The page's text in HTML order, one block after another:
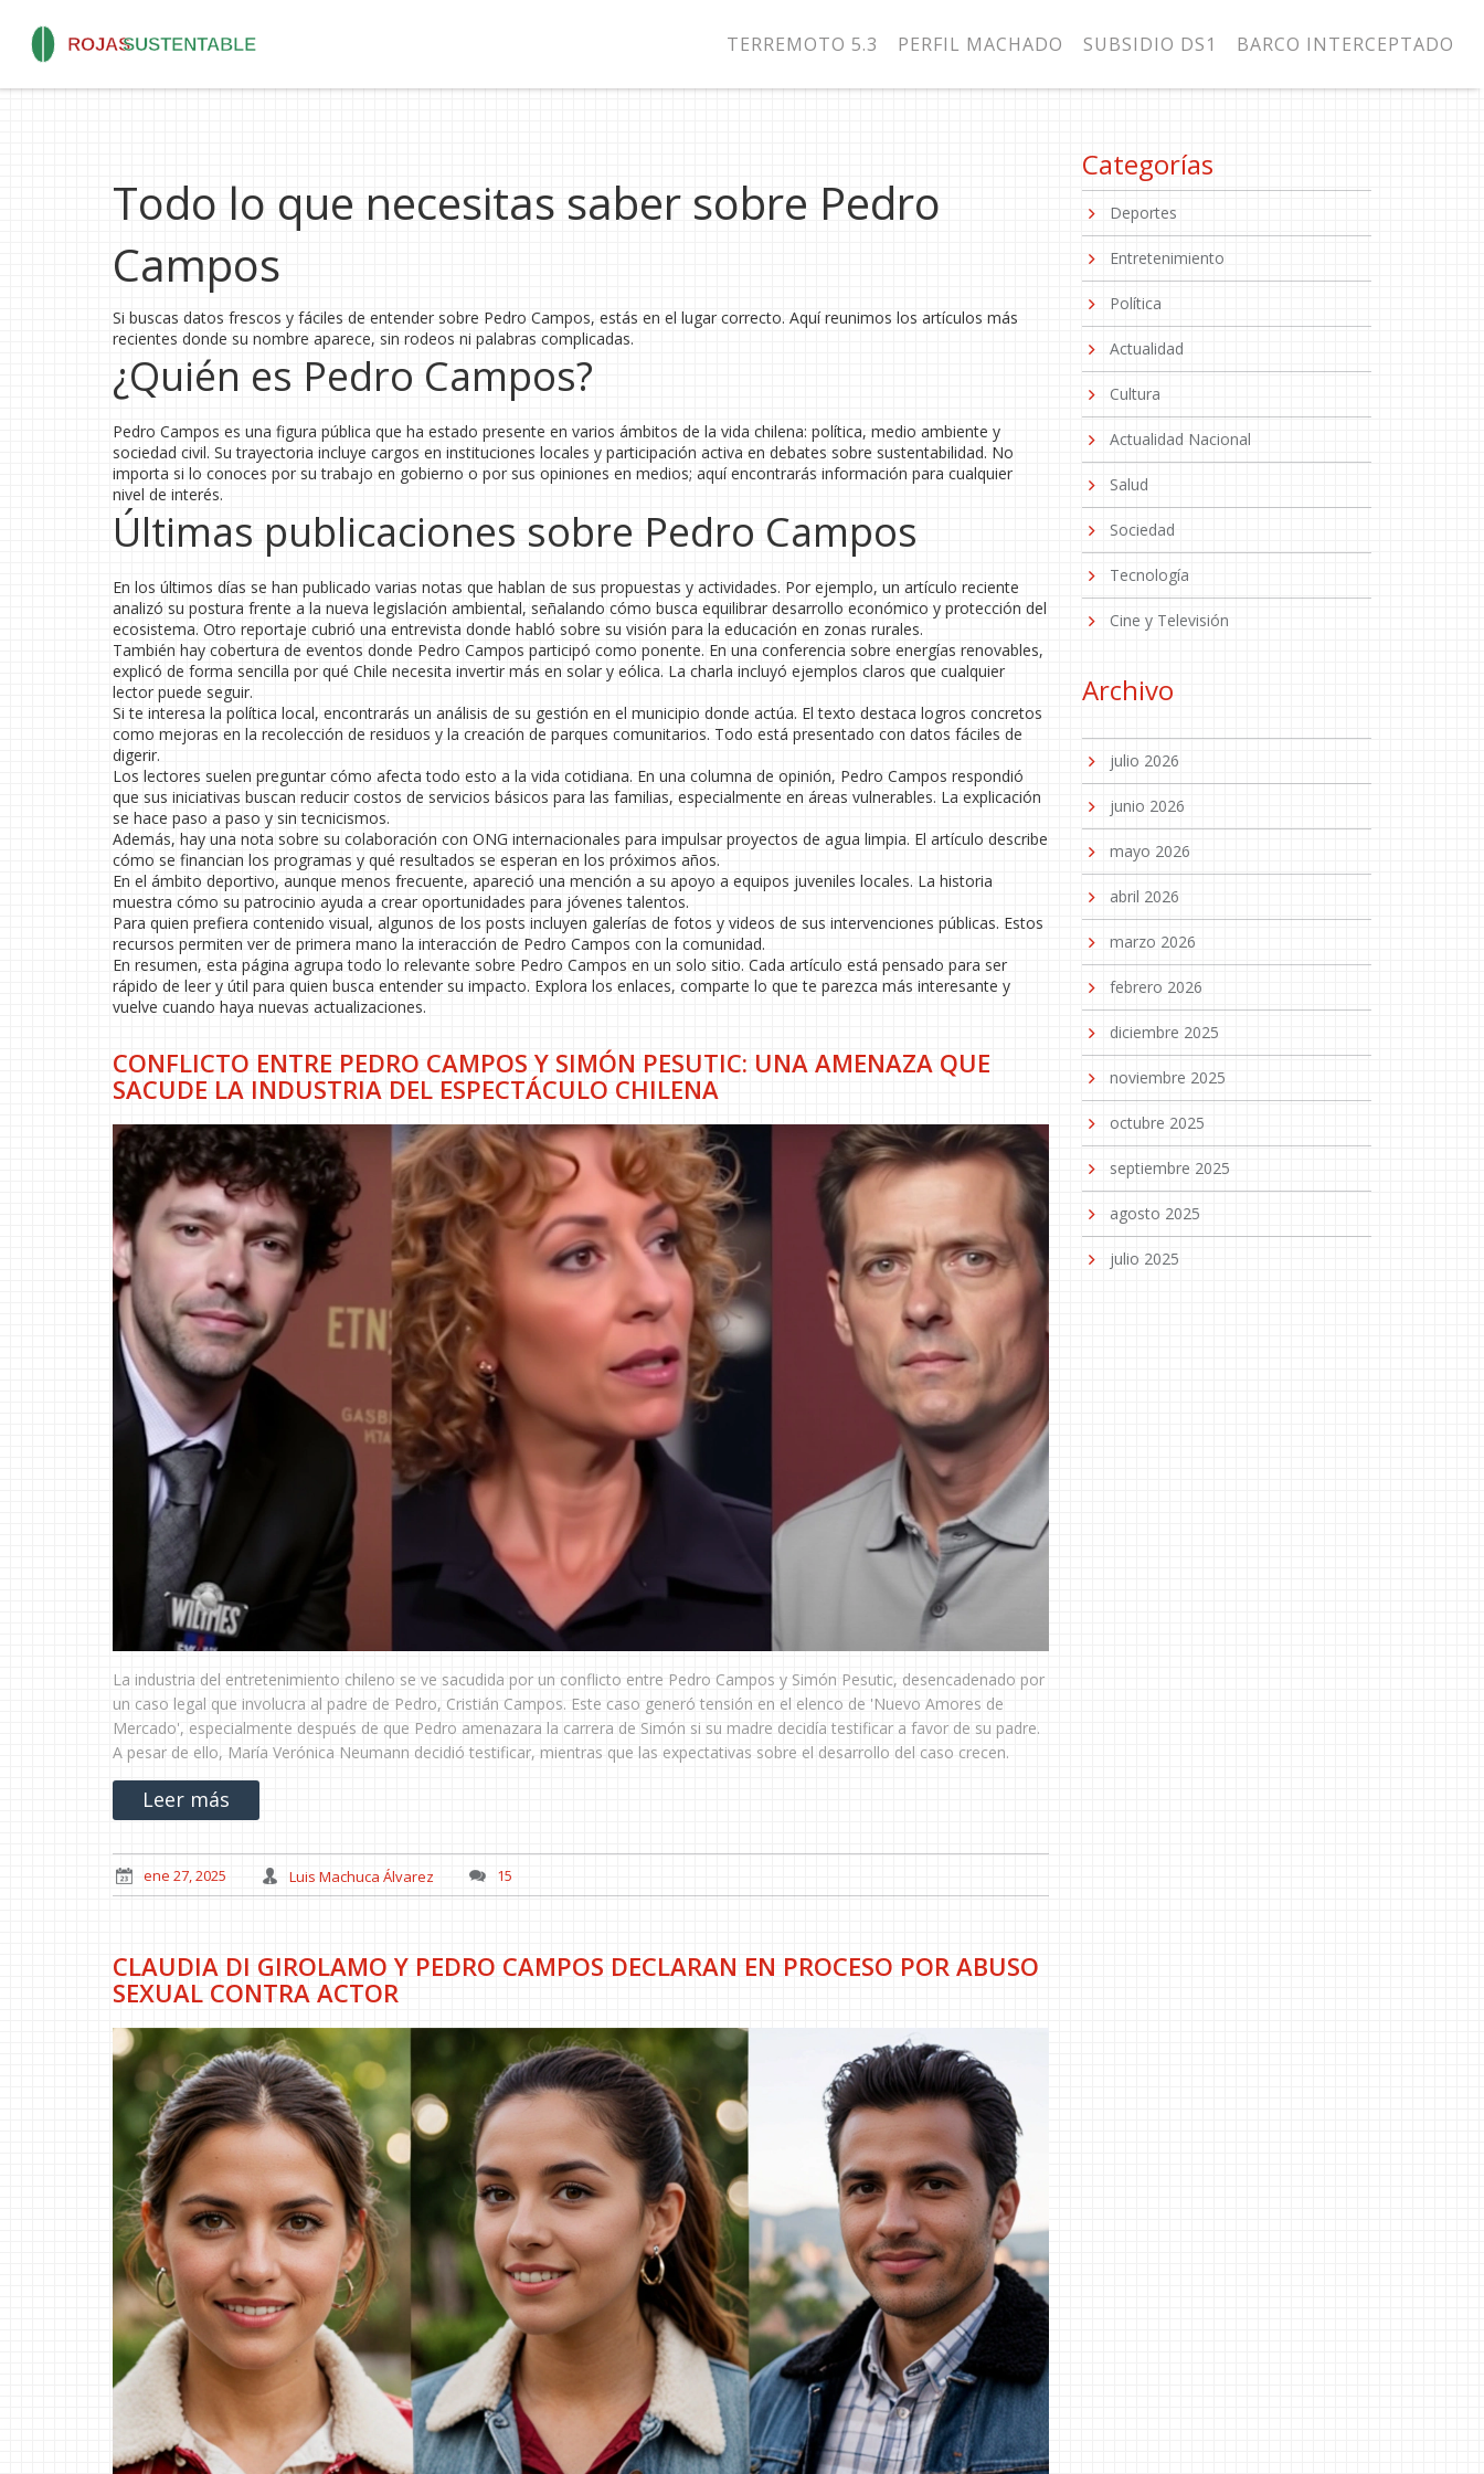
TERREMOTO 5.3 PERFIL MACHADO SUBSIDIO DS1 BARCO INTERCEPTADO
Todo lo que necesitas saber sobre Pedro
Campos
Si buscas datos frescos y fáciles de entender sobre Pedro Campos, estás en el lugar correcto. Aquí reunimos los artículos más
recientes donde su nombre aparece, sin rodeos ni palabras complicadas.
¿Quién es Pedro Campos?
Pedro Campos es una figura pública que ha estado presente en varios ámbitos de la vida chilena: política, medio ambiente y
sociedad civil. Su trayectoria incluye cargos en instituciones locales y participación activa en debates sobre sustentabilidad. No
importa si lo conoces por su trabajo en gobierno o por sus opiniones en medios; aquí encontrarás información para cualquier
nivel de interés.
Últimas publicaciones sobre Pedro Campos
En los últimos días se han publicado varias notas que hablan de sus propuestas y actividades. Por ejemplo, un artículo reciente
analizó su postura frente a la nueva legislación ambiental, señalando cómo busca equilibrar desarrollo económico y protección del
ecosistema. Otro reportaje cubrió una entrevista donde habló sobre su visión para la educación en zonas rurales.
También hay cobertura de eventos donde Pedro Campos participó como ponente. En una conferencia sobre energías renovables,
explicó de forma sencilla por qué Chile necesita invertir más en solar y eólica. La charla incluyó ejemplos claros que cualquier
lector puede seguir.
Si te interesa la política local, encontrarás un análisis de su gestión en el municipio donde actúa. El texto destaca logros concretos
como mejoras en la recolección de residuos y la creación de parques comunitarios. Todo está presentado con datos fáciles de
digerir.
Los lectores suelen preguntar cómo afecta todo esto a la vida cotidiana. En una columna de opinión, Pedro Campos respondió
que sus iniciativas buscan reducir costos de servicios básicos para las familias, especialmente en áreas vulnerables. La explicación
se hace paso a paso y sin tecnicismos.
Además, hay una nota sobre su colaboración con ONG internacionales para impulsar proyectos de agua limpia. El artículo describe
cómo se financian los programas y qué resultados se esperan en los próximos años.
En el ámbito deportivo, aunque menos frecuente, apareció una mención a su apoyo a equipos juveniles locales. La historia
muestra cómo su patrocinio ayuda a crear oportunidades para jóvenes talentos.
Para quien prefiera contenido visual, algunos de los posts incluyen galerías de fotos y videos de sus intervenciones públicas. Estos
recursos permiten ver de primera mano la interacción de Pedro Campos con la comunidad.
En resumen, esta página agrupa todo lo relevante sobre Pedro Campos en un solo sitio. Cada artículo está pensado para ser
rápido de leer y útil para quien busca entender su impacto. Explora los enlaces, comparte lo que te parezca más interesante y
vuelve cuando haya nuevas actualizaciones.
CONFLICTO ENTRE PEDRO CAMPOS Y SIMÓN PESUTIC: UNA AMENAZA QUE
SACUDE LA INDUSTRIA DEL ESPECTÁCULO CHILENA
La industria del entretenimiento chileno se ve sacudida por un conflicto entre Pedro Campos y Simón Pesutic, desencadenado por
un caso legal que involucra al padre de Pedro, Cristián Campos. Este caso generó tensión en el elenco de 'Nuevo Amores de
Mercado', especialmente después de que Pedro amenazara la carrera de Simón si su madre decidía testificar a favor de su padre.
A pesar de ello, María Verónica Neumann decidió testificar, mientras que las expectativas sobre el desarrollo del caso crecen.
Leer más
ene 27, 2025 Luis Machuca Álvarez 15
CLAUDIA DI GIROLAMO Y PEDRO CAMPOS DECLARAN EN PROCESO POR ABUSO
SEXUAL CONTRA ACTOR
Categorías
Deportes
Entretenimiento
Política
Actualidad
Cultura
Actualidad Nacional
Salud
Sociedad
Tecnología
Cine y Televisión
Archivo
julio 2026
junio 2026
mayo 2026
abril 2026
marzo 2026
febrero 2026
diciembre 2025
noviembre 2025
octubre 2025
septiembre 2025
agosto 2025
julio 2025